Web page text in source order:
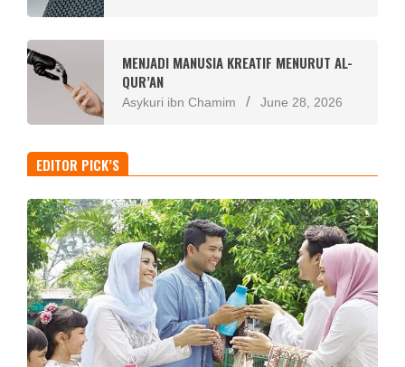
MENJADI MANUSIA KREATIF MENURUT AL-
QUR’AN
Asykuri ibn Chamim June 28, 2026
EDITOR PICK’S